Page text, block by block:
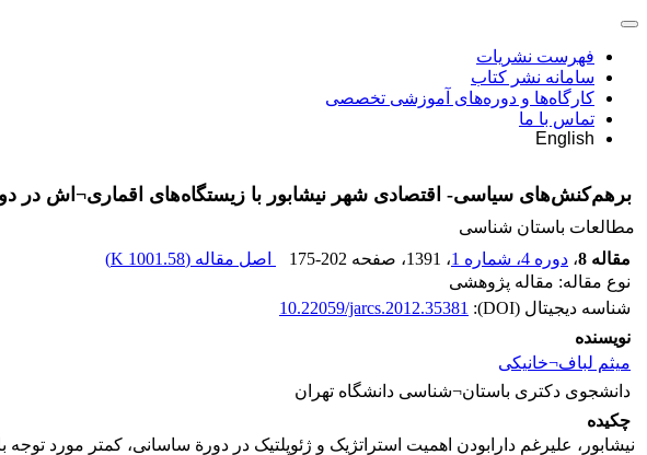
فهرست نشریات
سامانه نشر کتاب
کارگاه‌ها و دوره‌های آموزشی تخصصی
تماس با ما
English
برهم‌کنش‌های سیاسی- اقتصادی شهر نیشابور با زیستگاه‌های اقماری¬اش در
مطالعات باستان شناسی
مقاله 8
، دوره 4، شماره 1 ، 1391 ، صفحه 175-202 اصل مقاله (1001.58 K
)
نوع مقاله: مقاله پژوهشی
شناسه دیجیتال (DOI):
10.22059/jarcs.2012.35381
نویسنده
میثم لباف¬خانیکی
دانشجوی دکتری باستان¬شناسی دانشگاه تهران
چکیده
نیشابور، علیرغم دارابودن اهمیت استراتژیک و ژئوپلتیک در دورة ساسانی، کمتر مورد